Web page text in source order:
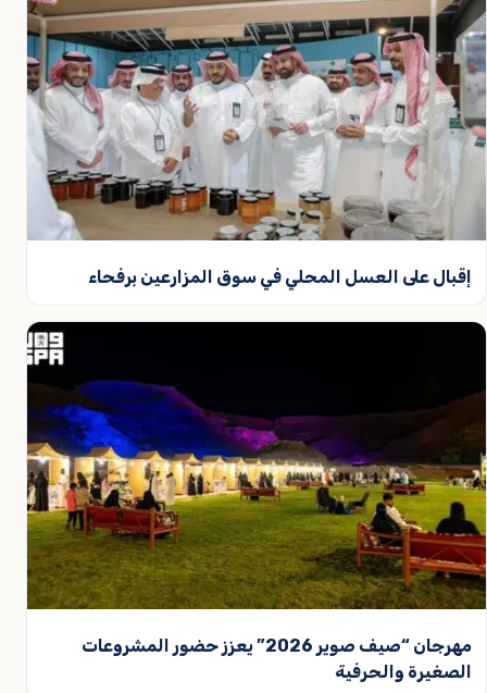
إقبال على العسل المحلي في سوق المزارعين برفحاء
مهرجان “صيف صوير 2026” يعزز حضور المشروعات
الصغيرة والحرفية